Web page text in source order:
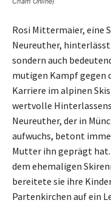
Rosi Mittermaier, eine
Neureuther,
sondern auch
mutigen Kampf gegen
Karriere im alpinen
wertvolle
Neureuther, der in
aufwuchs, betont
Mutter ihn geprägt
dem ehemaligen
bereitete sie ihre
Partenkirchen auf ein